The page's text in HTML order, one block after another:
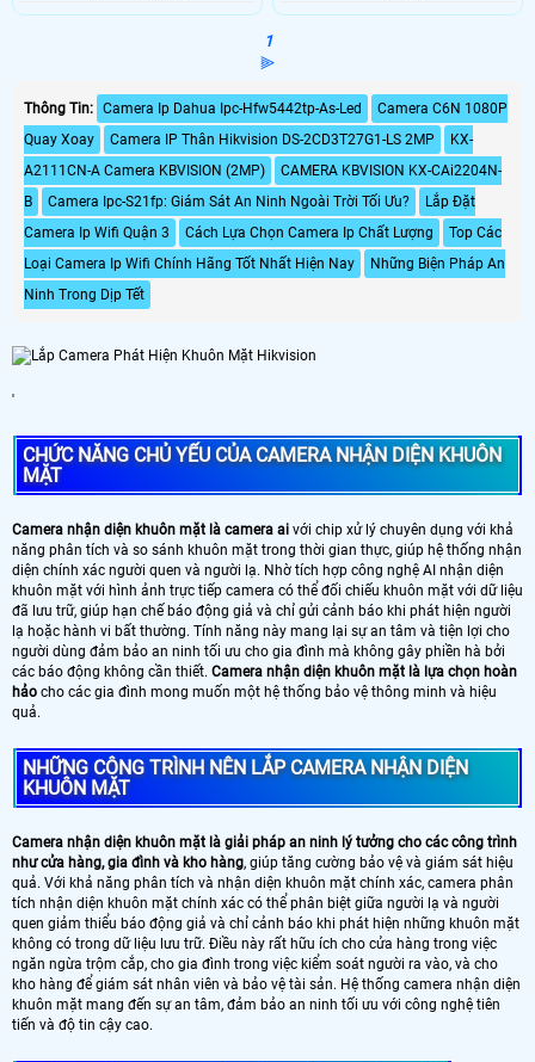
1
⫸
Thông Tin: Camera Ip Dahua Ipc-Hfw5442tp-As-Led
Camera C6N 1080P
Quay Xoay
Camera IP Thân Hikvision DS-2CD3T27G1-LS 2MP
KX-
A2111CN-A Camera KBVISION (2MP)
CAMERA KBVISION KX-CAi2204N-
B
Camera Ipc-S21fp: Giám Sát An Ninh Ngoài Trời Tối Ưu?
Lắp Đặt
Camera Ip Wifi Quận 3
Cách Lựa Chọn Camera Ip Chất Lượng
Top Các
Loại Camera Ip Wifi Chính Hãng Tốt Nhất Hiện Nay
Những Biện Pháp An
Ninh Trong Dịp Tết
'
CHỨC NĂNG CHỦ YẾU CỦA CAMERA NHẬN DIỆN KHUÔN
MẶT
Camera nhận diện khuôn mặt là camera ai với chip xử lý chuyên dụng với khả
năng phân tích và so sánh khuôn mặt trong thời gian thực, giúp hệ thống nhận
diện chính xác người quen và người lạ. Nhờ tích hợp công nghệ AI nhận diện
khuôn mặt với hình ảnh trực tiếp camera có thể đối chiếu khuôn mặt với dữ liệu
đã lưu trữ, giúp hạn chế báo động giả và chỉ gửi cảnh báo khi phát hiện người
lạ hoặc hành vi bất thường. Tính năng này mang lại sự an tâm và tiện lợi cho
người dùng đảm bảo an ninh tối ưu cho gia đình mà không gây phiền hà bởi
các báo động không cần thiết. Camera nhận diện khuôn mặt là lựa chọn hoàn
hảo cho các gia đình mong muốn một hệ thống bảo vệ thông minh và hiệu
quả.
NHỮNG CÔNG TRÌNH NÊN LẮP CAMERA NHẬN DIỆN
KHUÔN MẶT
Camera nhận diện khuôn mặt là giải pháp an ninh lý tưởng cho các công trình
như cửa hàng, gia đình và kho hàng, giúp tăng cường bảo vệ và giám sát hiệu
quả. Với khả năng phân tích và nhận diện khuôn mặt chính xác, camera phân
tích nhận diện khuôn mặt chính xác có thể phân biệt giữa người lạ và người
quen giảm thiểu báo động giả và chỉ cảnh báo khi phát hiện những khuôn mặt
không có trong dữ liệu lưu trữ. Điều này rất hữu ích cho cửa hàng trong việc
ngăn ngừa trộm cắp, cho gia đình trong việc kiểm soát người ra vào, và cho
kho hàng để giám sát nhân viên và bảo vệ tài sản. Hệ thống camera nhận diện
khuôn mặt mang đến sự an tâm, đảm bảo an ninh tối ưu với công nghệ tiên
tiến và độ tin cậy cao.